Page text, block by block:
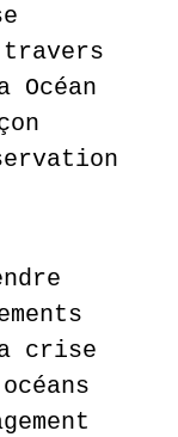
travers
Océan
crise